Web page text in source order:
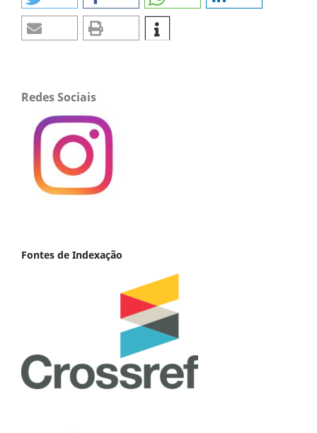
Redes Sociais
Fontes de Indexação